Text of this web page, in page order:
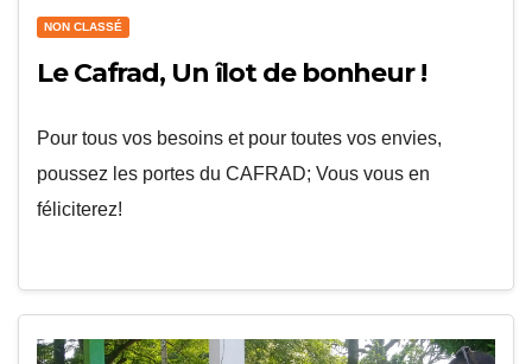
NON CLASSÉ
Le Cafrad, Un îlot de bonheur !
Pour tous vos besoins et pour toutes vos envies,
poussez les portes du CAFRAD; Vous vous en
féliciterez!